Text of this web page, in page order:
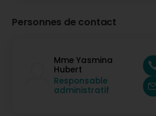
Personnes de contact
Mme Yasmina
Hubert
Responsable
administratif